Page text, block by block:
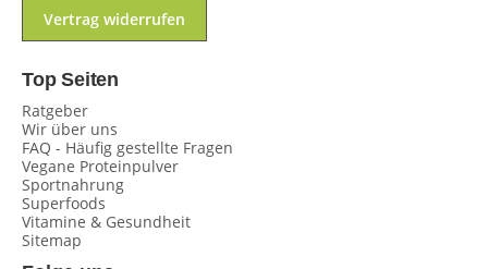
Vertrag widerrufen
Top Seiten
Ratgeber
Wir über uns
FAQ - Häufig gestellte Fragen
Vegane Proteinpulver
Sportnahrung
Superfoods
Vitamine & Gesundheit
Sitemap